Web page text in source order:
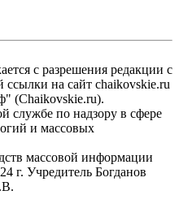
с разрешения редакции с
ссылки на сайт chaikovskie.ru
(Chaikovskie.ru).
службе по надзору в сфере
и массовых
массовой информации
г. Учредитель Богданов